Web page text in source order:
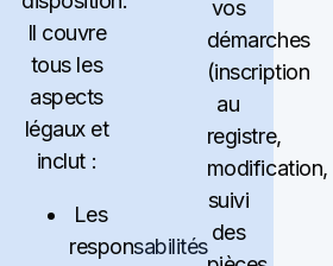
Il couvre
tous les
aspects
légaux et
inclut :
Les
responsabilités
vos
démarches
(inscription
au
registre,
modification,
suivi
des